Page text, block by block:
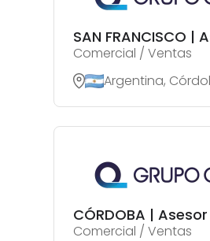
SAN FRANCISCO
Comercial / Ventas
Argentina,
CÓRDOBA |
Comercial / Ventas